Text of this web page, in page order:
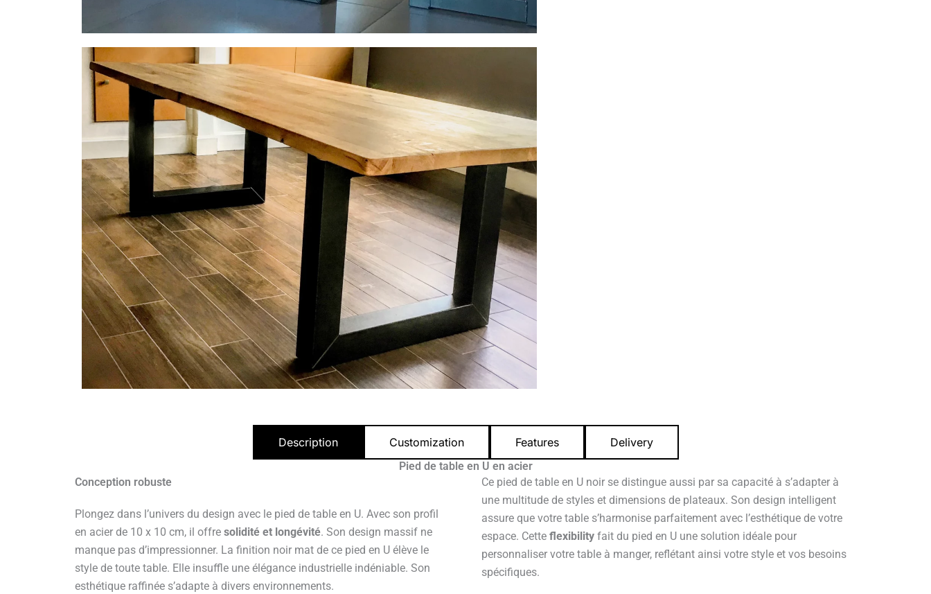
Description Customization Features Delivery
Pied de table en U en acier
Conception robuste
Plongez dans l’univers du design avec le pied de table en U. Avec son profil
en acier de 10 x 10 cm, il offre solidité et longévité. Son design massif ne
manque pas d’impressionner. La finition noir mat de ce pied en U élève le
style de toute table. Elle insuffle une élégance industrielle indéniable. Son
esthétique raffinée s’adapte à divers environnements.
Ce pied de table en U noir se distingue aussi par sa capacité à s’adapter à
une multitude de styles et dimensions de plateaux. Son design intelligent
assure que votre table s’harmonise parfaitement avec l’esthétique de votre
espace. Cette flexibilityfait du pied en U une solution idéale pour
personnaliser votre table à manger, reflétant ainsi votre style et vos besoins
spécifiques.